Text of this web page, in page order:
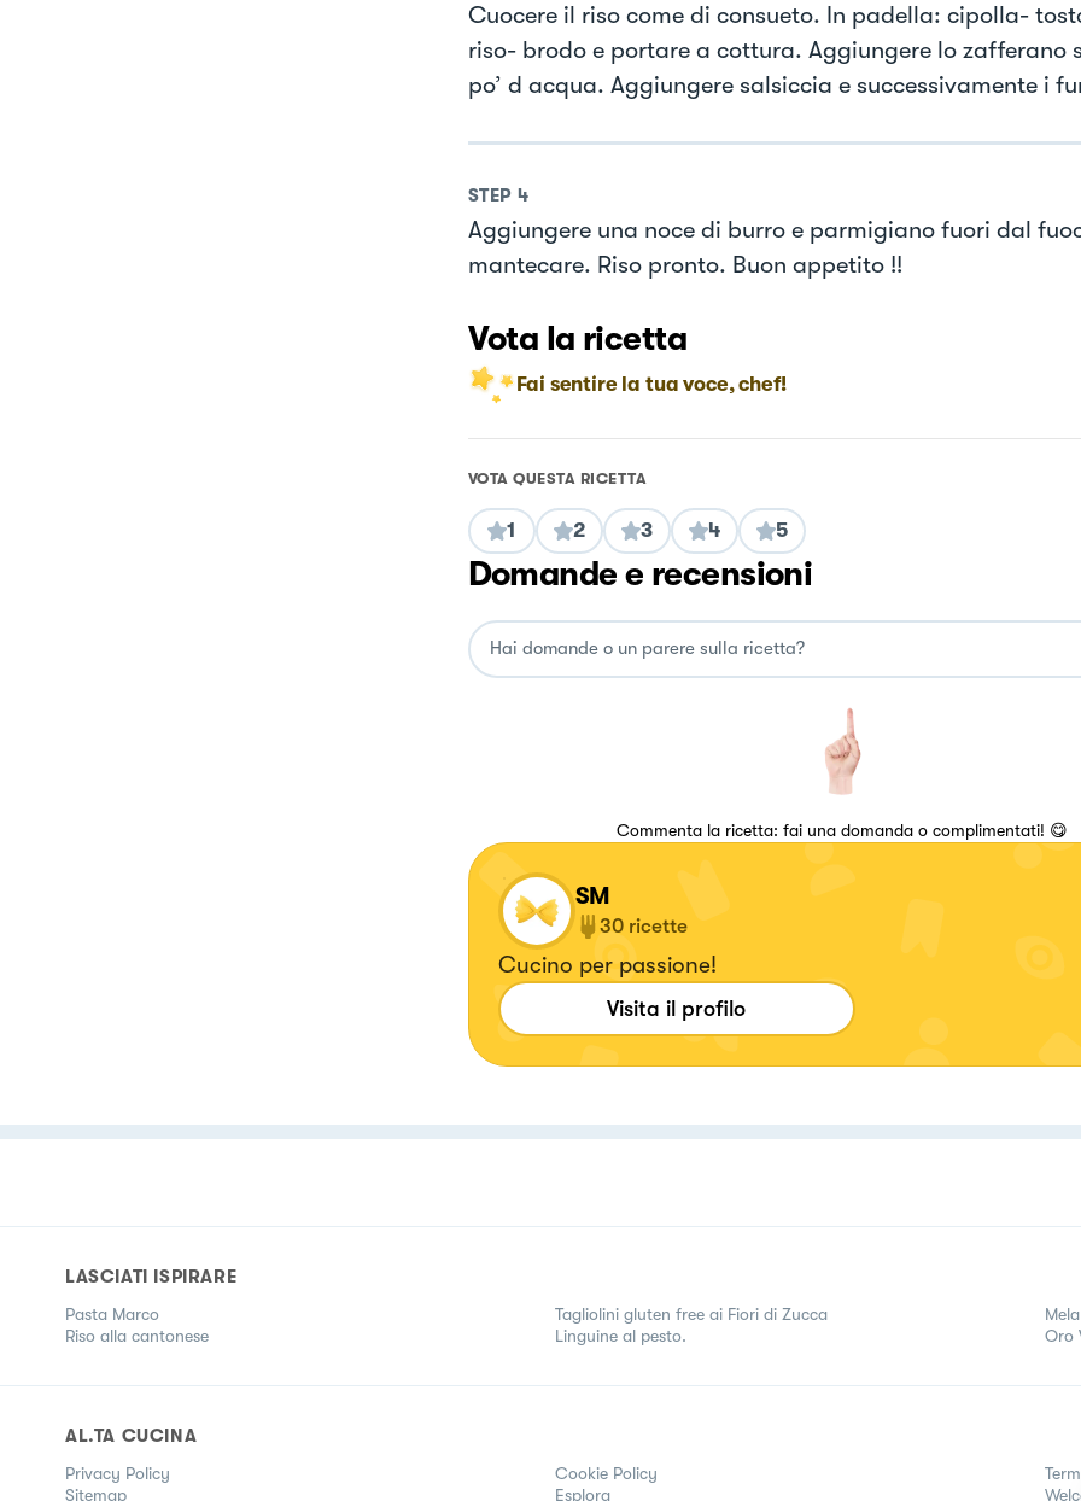
Cuocere il riso come di consueto. In padella: cipolla-
riso- brodo e portare a cottura. Aggiungere lo zafferano
po’ d acqua. Aggiungere salsiccia e successivamente i
STEP 4
Aggiungere una noce di burro e parmigiano fuori dal
mantecare. Riso pronto. Buon appetito !!
Vota la ricetta
Fai sentire la tua voce, chef!
VOTA QUESTA RICETTA
1 2 3 4 5
Domande e recensioni
Commenta la ricetta: fai una domanda o complimentati! 😋
SM
30 ricette
Cucino per passione!
Visita il profilo
LASCIATI ISPIRARE
Pasta Marco
Riso alla cantonese
Tagliolini gluten free ai Fiori di Zucca
Linguine al pesto.
Oro
AL.TA CUCINA
Privacy Policy Cookie Policy
Sitemap
Esplora